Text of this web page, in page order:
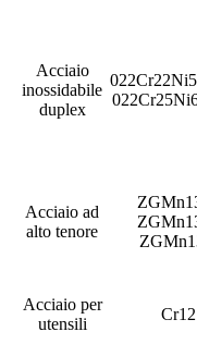
Acciaio
inossidabile
duplex
Acciaio ad
alto tenore
Acciaio per
utensili
Cr12